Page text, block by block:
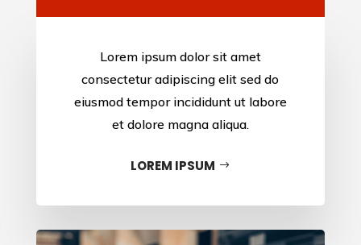
Lorem ipsum dolor sit amet
consectetur adipiscing elit sed do
eiusmod tempor incididunt ut labore
et dolore magna aliqua.
LOREM IPSUM